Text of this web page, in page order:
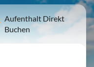
Aufenthalt Direkt
Buchen